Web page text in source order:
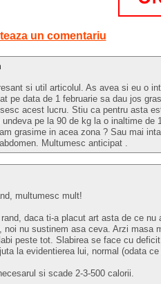
un comentariu
si util articolul. As avea si eu o
pe data de 1 februarie sa dau jos
acest lucru. Stiu ca pentru asta
undeva pe la 90 de kg la o inaltime de
grasime in acea zona ? Sau mai
Multumesc anticipat .
multumesc mult!
rand, daca ti-a placut art asta de ce
noi nu sustinem asa ceva. Arzi masa
peste tot. Slabirea se face cu
la evidentierea lui, normal (odata
si scade 2-3-500 calorii.